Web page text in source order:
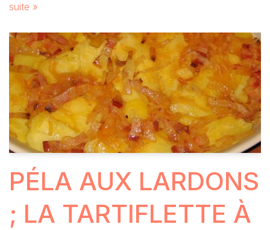
suite »
PÉLA AUX LARDONS
; LA TARTIFLETTE À